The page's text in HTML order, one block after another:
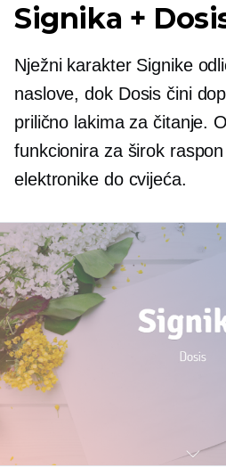
Signika +
Nježni karakter Signike
naslove, dok Dosis čini
prilično lakima za čitanje.
funkcionira za širok
elektronike do cvijeća.